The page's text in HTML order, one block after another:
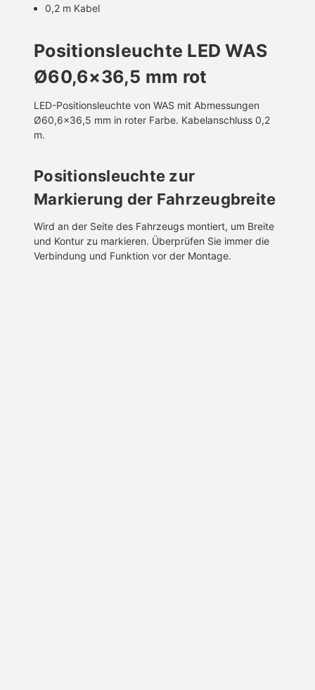
0,2 m Kabel
Positionsleuchte LED WAS
Ø60,6×36,5 mm rot
LED-Positionsleuchte von WAS mit Abmessungen
Ø60,6×36,5 mm in roter Farbe. Kabelanschluss 0,2
m.
Positionsleuchte zur
Markierung der Fahrzeugbreite
Wird an der Seite des Fahrzeugs montiert, um Breite
und Kontur zu markieren. Überprüfen Sie immer die
Verbindung und Funktion vor der Montage.